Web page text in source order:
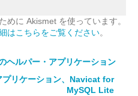
めに Akismet を使っています。
はこちらをご覧ください。
ヘルパー・アプリケーション
プリケーション、Navicat for
MySQL Lite